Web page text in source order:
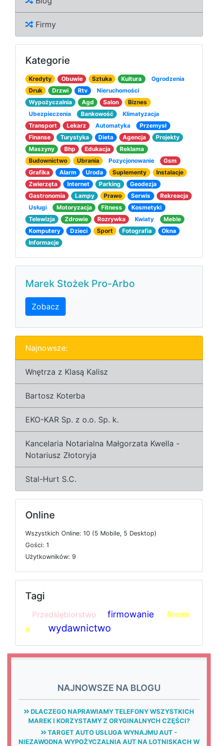
Firmy
Kategorie
Kredyty Obuwie Sztuka Kultura
Ogrodzenia
Druk
Drzwi Rtv
Nieruchomości
Wypożyczalnia
Agd Salon
Biznes
Ubezpieczenia
Bankowość
Klimatyzacja
Transport
Lekarz Automatyka
Przemysł
Finanse
Turystyka Dieta Agencja
Projekty
Maszyny
Bhp Edukacja
Reklama
Budownictwo
Ubrania Pozycjonowanie
Gsm
Grafika
Alarm Uroda Suplementy
Instalacje
Zwierzęta
Internet Parking
Geodezja
Gastronomia
Lampy Prawo Serwis
Rekreacja
Usługi
Motoryzacja Fitness
Kosmetyki
Telewizja
Zdrowie Rozrywka Kwiaty
Meble
Komputery
Dzieci Sport Fotografia
Okna
Informacje
Marek Stożek Pro-Arbo
Zobacz
Najnowsze:
Wnętrza z Klasą Kalisz
Bartosz Koterba
EKO-KAR Sp. z o.o. Sp. k.
Kancelaria Notarialna Małgorzata Kwella -
Notariusz Złotoryja
Stal-Hurt S.C.
Online
Wszystkich Online: 10 (5 Mobile, 5 Desktop)
Gości: 1
Użytkowników: 9
Tagi
Przedsiębiorstwo firmowanie
firemk
a
wydawnictwo
NAJNOWSZE NA BLOGU
DLACZEGO NAPRAWIAMY TELEFONY WSZYSTKICH
MAREK I KORZYSTAMY Z ORYGINALNYCH CZĘŚCI?
TARGET AUTO USŁUGA WYNAJMU AUT -
NIEZAWODNA WYPOŻYCZALNIA AUT NA LOTNISKACH W